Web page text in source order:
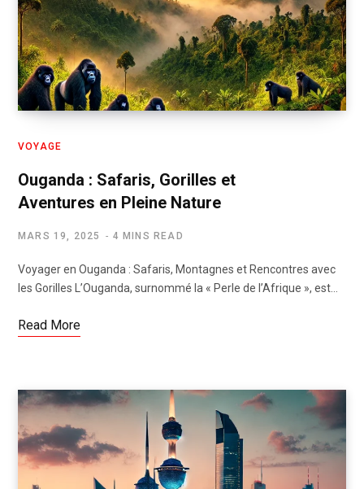
VOYAGE
Ouganda : Safaris, Gorilles et
Aventures en Pleine Nature
MARS 19, 2025 4 MINS READ
Voyager en Ouganda : Safaris, Montagnes et Rencontres avec
les Gorilles L’Ouganda, surnommé la « Perle de l’Afrique », est…
Read More